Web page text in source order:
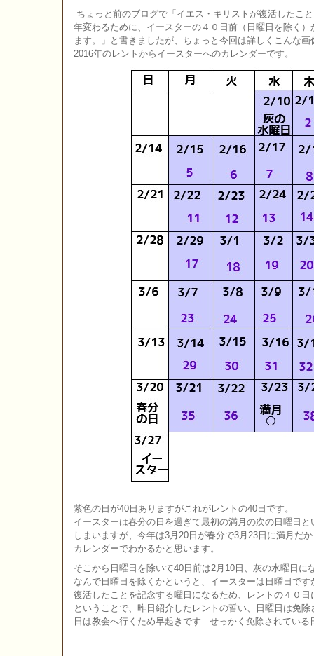
ちょっと前のブログで「イエス・キリストが復活したこ
年変わるために、イースターの４０日前（日曜日を除く
ます。」と書きましたが、ちょっと今回は詳しくこんな
2016年のレントからイースターへのカレンダーです。
紫色の日が40日ありますがこれがレントの40日です。
イースターは春分の日を過ぎて最初の満月の次の日曜日
しまいますが、今年は3月20日が春分で3月23日に満月だ
カレンダーでわかるかと思います。
そこから日曜日を除いて40日前は2月10日、灰の水曜日に
なんで日曜日を除くかというと、イースターは日曜日で
復活したことを記念する曜日になるため、レントの４０
ということで、昨日紹介したレントの誓い、日曜日は免
日は教会へ行くため早起きです...せっかく免除されている